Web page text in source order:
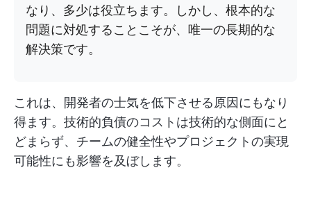
なり、多少は役立ちます。しかし、根本的な
問題に対処することこそが、唯一の長期的な
解決策です。
これは、開発者の士気を低下させる原因にもなり
得ます。技術的負債のコストは技術的な側面にと
どまらず、チームの健全性やプロジェクトの実現
可能性にも影響を及ぼします。